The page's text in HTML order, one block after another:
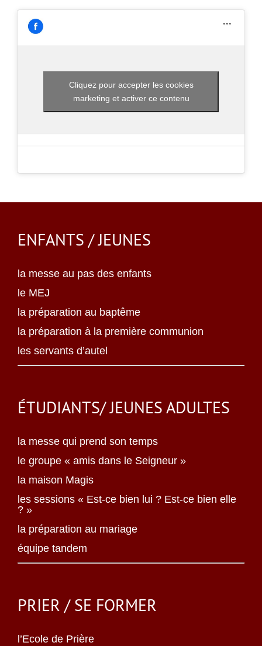
Cliquez pour accepter les cookies
marketing et activer ce contenu
ENFANTS / JEUNES
la messe au pas des enfants
le MEJ
la préparation au baptême
la préparation à la première communion
les servants d’autel
ÉTUDIANTS/ JEUNES ADULTES
la messe qui prend son temps
le groupe « amis dans le Seigneur »
la maison Magis
les sessions « Est-ce bien lui ? Est-ce bien elle
? »
la préparation au mariage
équipe tandem
PRIER / SE FORMER
l’Ecole de Prière